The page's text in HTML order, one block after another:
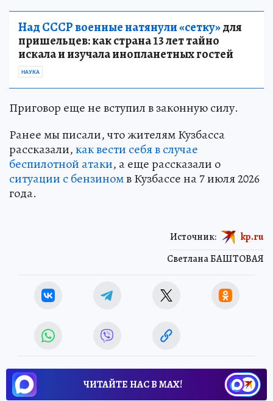
Над СССР военные натянули «сетку»для
пришельцев: как страна 13 лет тайно
искала и изучала инопланетных гостей
НАУКА
Приговор еще не вступил в законную силу.
Ранее мы писали, что жителям Кузбасса
рассказали,как вести себя в случае
беспилотной атаки, а еще рассказали о
ситуации с бензиномв Кузбассе на 7 июля 2026
года.
Светлана БАШТОВАЯ
Источник: kp.ru
ЧИТАЙТЕ НАС В МАХ!